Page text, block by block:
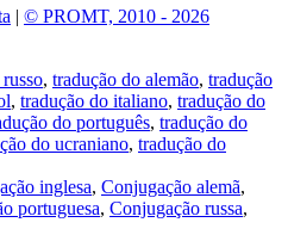
| © PROMT, 2010 - 2026
, tradução do alemão, tradução
, tradução do italiano, tradução do
do português, tradução do
do ucraniano, tradução do
inglesa, Conjugação alemã,
portuguesa, Conjugação russa,